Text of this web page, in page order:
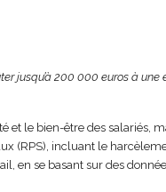
jusqu’à 200 000 euros à une
et le bien-être des salariés,
(RPS), incluant le
en se basant sur des